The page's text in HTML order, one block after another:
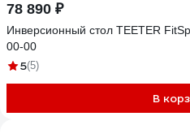
78 890 ₽
Инверсионный стол TEETER
00-00
5(5)
В